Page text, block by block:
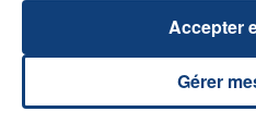
Gérer
Accepter